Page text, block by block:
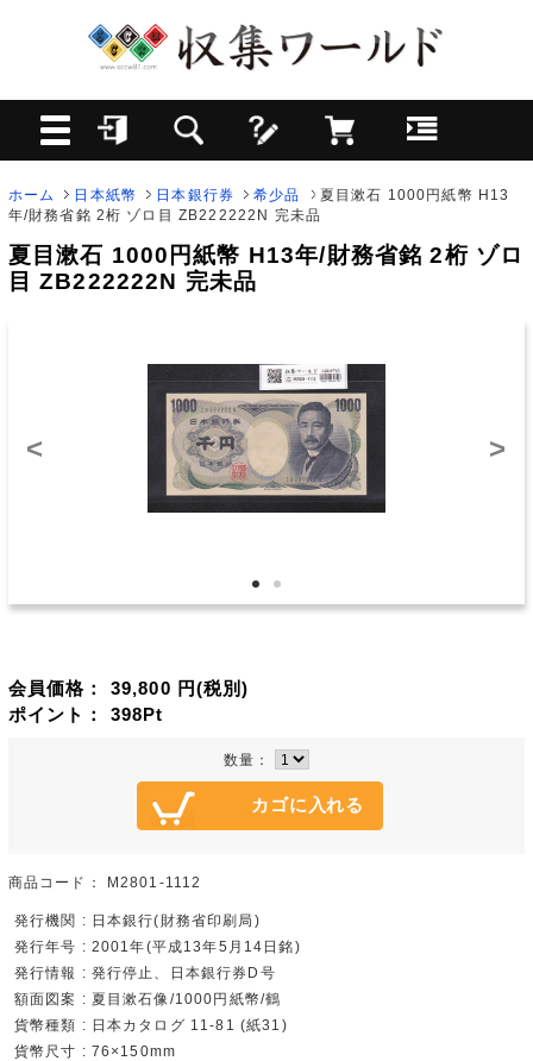
ホーム 日本紙幣 日本銀行券 希少品
夏目漱石 1000円紙幣 H13
年/財務省銘 2桁 ゾロ目 ZB222222N 完未品
夏目漱石 1000円紙幣 H13年/財務省銘 2桁 ゾロ
目 ZB222222N 完未品
< >
会員価格： 39,800 円(税別)
ポイント： 398Pt
数量：
商品コード： M2801-1112
発行機関 : 日本銀行(財務省印刷局)
発行年号 : 2001年(平成13年5月14日銘)
発行情報 : 発行停止、日本銀行券D号
額面図案 : 夏目漱石像/1000円紙幣/鶴
貨幣種類 : 日本カタログ 11-81 (紙31)
貨幣尺寸 : 76×150mm